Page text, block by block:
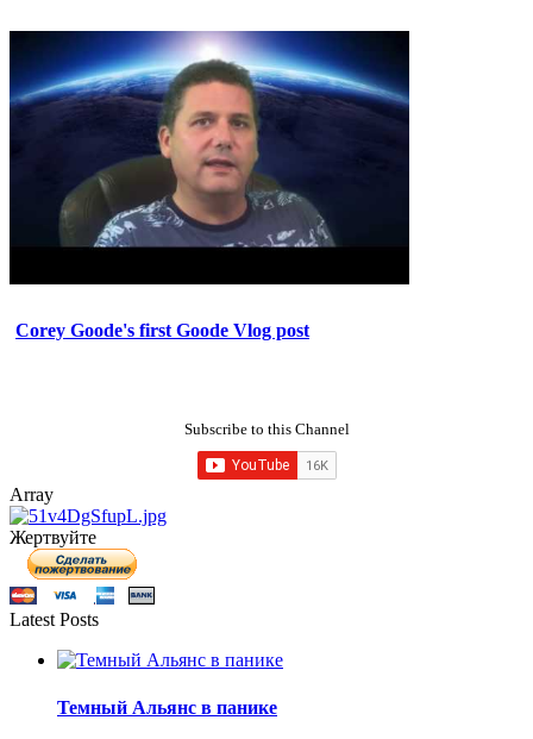
Corey Goode's first Goode Vlog post
Subscribe to this Channel
Array
Жертвуйте
Latest Posts
Темный Альянс в панике